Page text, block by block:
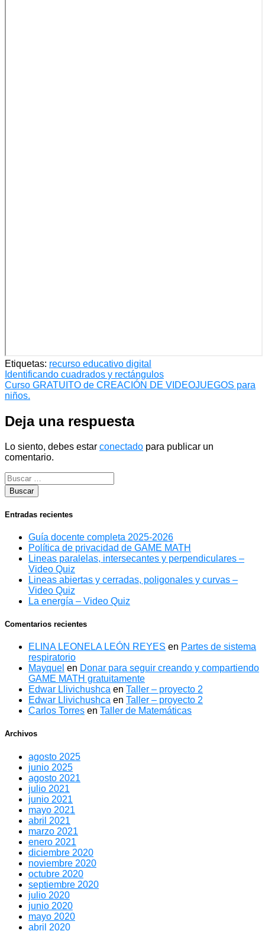
Etiquetas: recurso educativo digital
Navegación
de
Identificando cuadrados y rectángulos
Curso GRATUITO de CREACIÓN DE VIDEOJUEGOS para
niños.
Deja una respuesta
Lo siento, debes estar conectado para publicar un
comentario.
Entradas recientes
Guía docente completa 2025-2026
Política de privacidad de GAME MATH
Lineas paralelas, intersecantes y perpendiculares –
Video Quiz
Lineas abiertas y cerradas, poligonales y curvas –
Video Quiz
La energía – Video Quiz
Comentarios recientes
ELINA LEONELA LEÓN REYES en Partes de sistema
respiratorio
Mayquel en Donar para seguir creando y compartiendo
GAME MATH gratuitamente
Edwar Llivichushca en Taller – proyecto 2
Edwar Llivichushca en Taller – proyecto 2
Carlos Torres en Taller de Matemáticas
Archivos
agosto 2025
junio 2025
agosto 2021
julio 2021
junio 2021
mayo 2021
abril 2021
marzo 2021
enero 2021
diciembre 2020
noviembre 2020
octubre 2020
septiembre 2020
julio 2020
junio 2020
mayo 2020
abril 2020